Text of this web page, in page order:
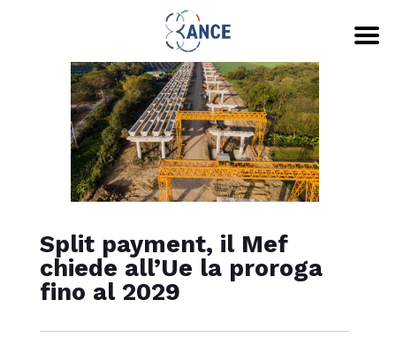
Split payment, il Mef
chiede all’Ue la proroga
fino al 2029